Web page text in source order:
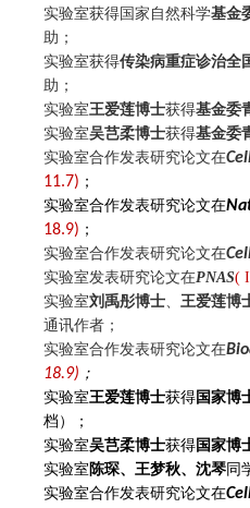
实验室获得国家自然科学基金
助；
实验室获得传染病重症诊治全
助；
实验室王爱莲博士获得基金委
实验室吴芑柔博士获得基金委
实验室合作发表研究论文在
11.7) ；
实验室合作发表研究论文在
18.9) ；
实验室合作发表研究论文在
实验室发表研究论文在PNAS(
实验室刘禹彤博士、 王爱莲博
通讯作者；
实验室合作发表研究论文在
18.9) ；
实验室王爱莲博士获得国家博
档）；
实验室吴芑柔博士获得国家博
实验室 陈琛、王梦秋、沈琴 同
实验室合作发表研究论文在